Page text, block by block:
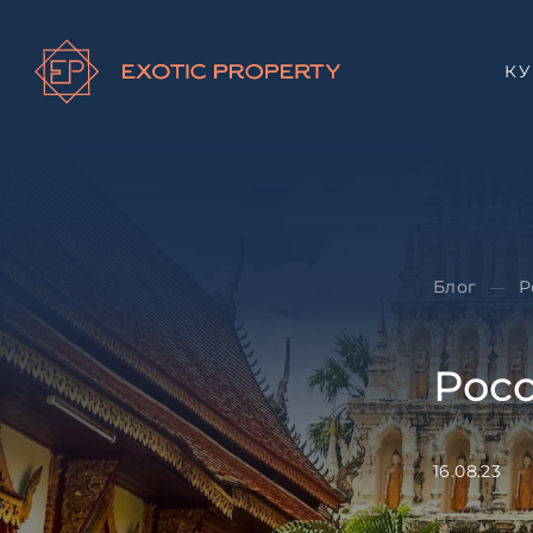
Блог —
16.08.23